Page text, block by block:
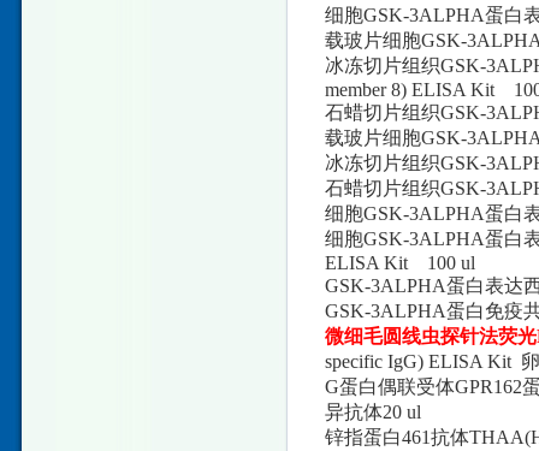
细胞GSK-3ALPHA蛋白
载玻片细胞GSK-
冰冻切片组织GSK-
member 8) ELISA Kit
石蜡切片组织GSK-
载玻片细胞GSK-
冰冻切片组织GSK-
石蜡切片组织GSK-
细胞GSK-3ALPHA蛋白
细胞GSK-3ALPHA蛋白
ELISA Kit 100 ul
GSK-3ALPHA蛋白表达
GSK-3ALPHA蛋白免疫
微细毛圆线虫探针法荧
specific IgG) ELISA Kit
G蛋白偶联受体GPR162
异抗体20 ul
锌指蛋白461抗体